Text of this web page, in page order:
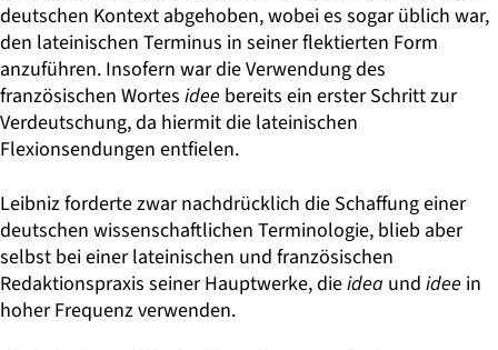
deutschen Kontext abgehoben, wobei es sogar üblich war,
den lateinischen Terminus in seiner flektierten Form
anzuführen. Insofern war die Verwendung des
französischen Wortes idee bereits ein erster Schritt zur
Verdeutschung, da hiermit die lateinischen
Flexionsendungen entfielen.
Leibniz forderte zwar nachdrücklich die Schaffung einer
deutschen wissenschaftlichen Terminologie, blieb aber
selbst bei einer lateinischen und französischen
Redaktionspraxis seiner Hauptwerke, dieidea und idee in
hoher Frequenz verwenden.